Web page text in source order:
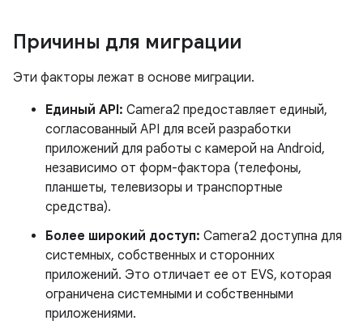
Причины для миграции
Эти факторы лежат в основе миграции.
Единый API: Camera2 предоставляет единый,
согласованный API для всей разработки
приложений для работы с камерой на Android,
независимо от форм-фактора (телефоны,
планшеты, телевизоры и транспортные
средства).
Более широкий доступ: Camera2 доступна для
системных, собственных и сторонних
приложений. Это отличает ее от EVS, которая
ограничена системными и собственными
приложениями.